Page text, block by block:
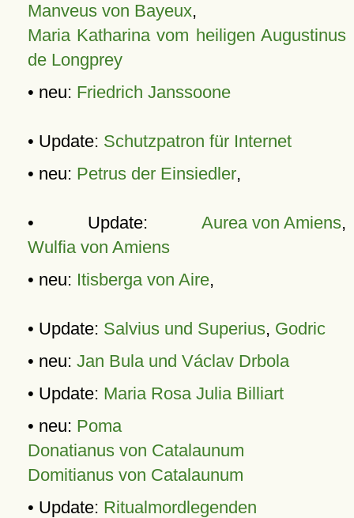
Manveus von Bayeux,
Maria Katharina vom heiligen Augustinus
de Longprey
• neu: Friedrich Janssoone
• Update: Schutzpatron für Internet
• neu: Petrus der Einsiedler,
• Update: Aurea von Amiens,
Wulfia von Amiens
• neu: Itisberga von Aire,
• Update: Salvius und Superius, Godric
• neu: Jan Bula und Václav Drbola
• Update: Maria Rosa Julia Billiart
• neu: Poma
Donatianus von Catalaunum
Domitianus von Catalaunum
• Update: Ritualmordlegenden